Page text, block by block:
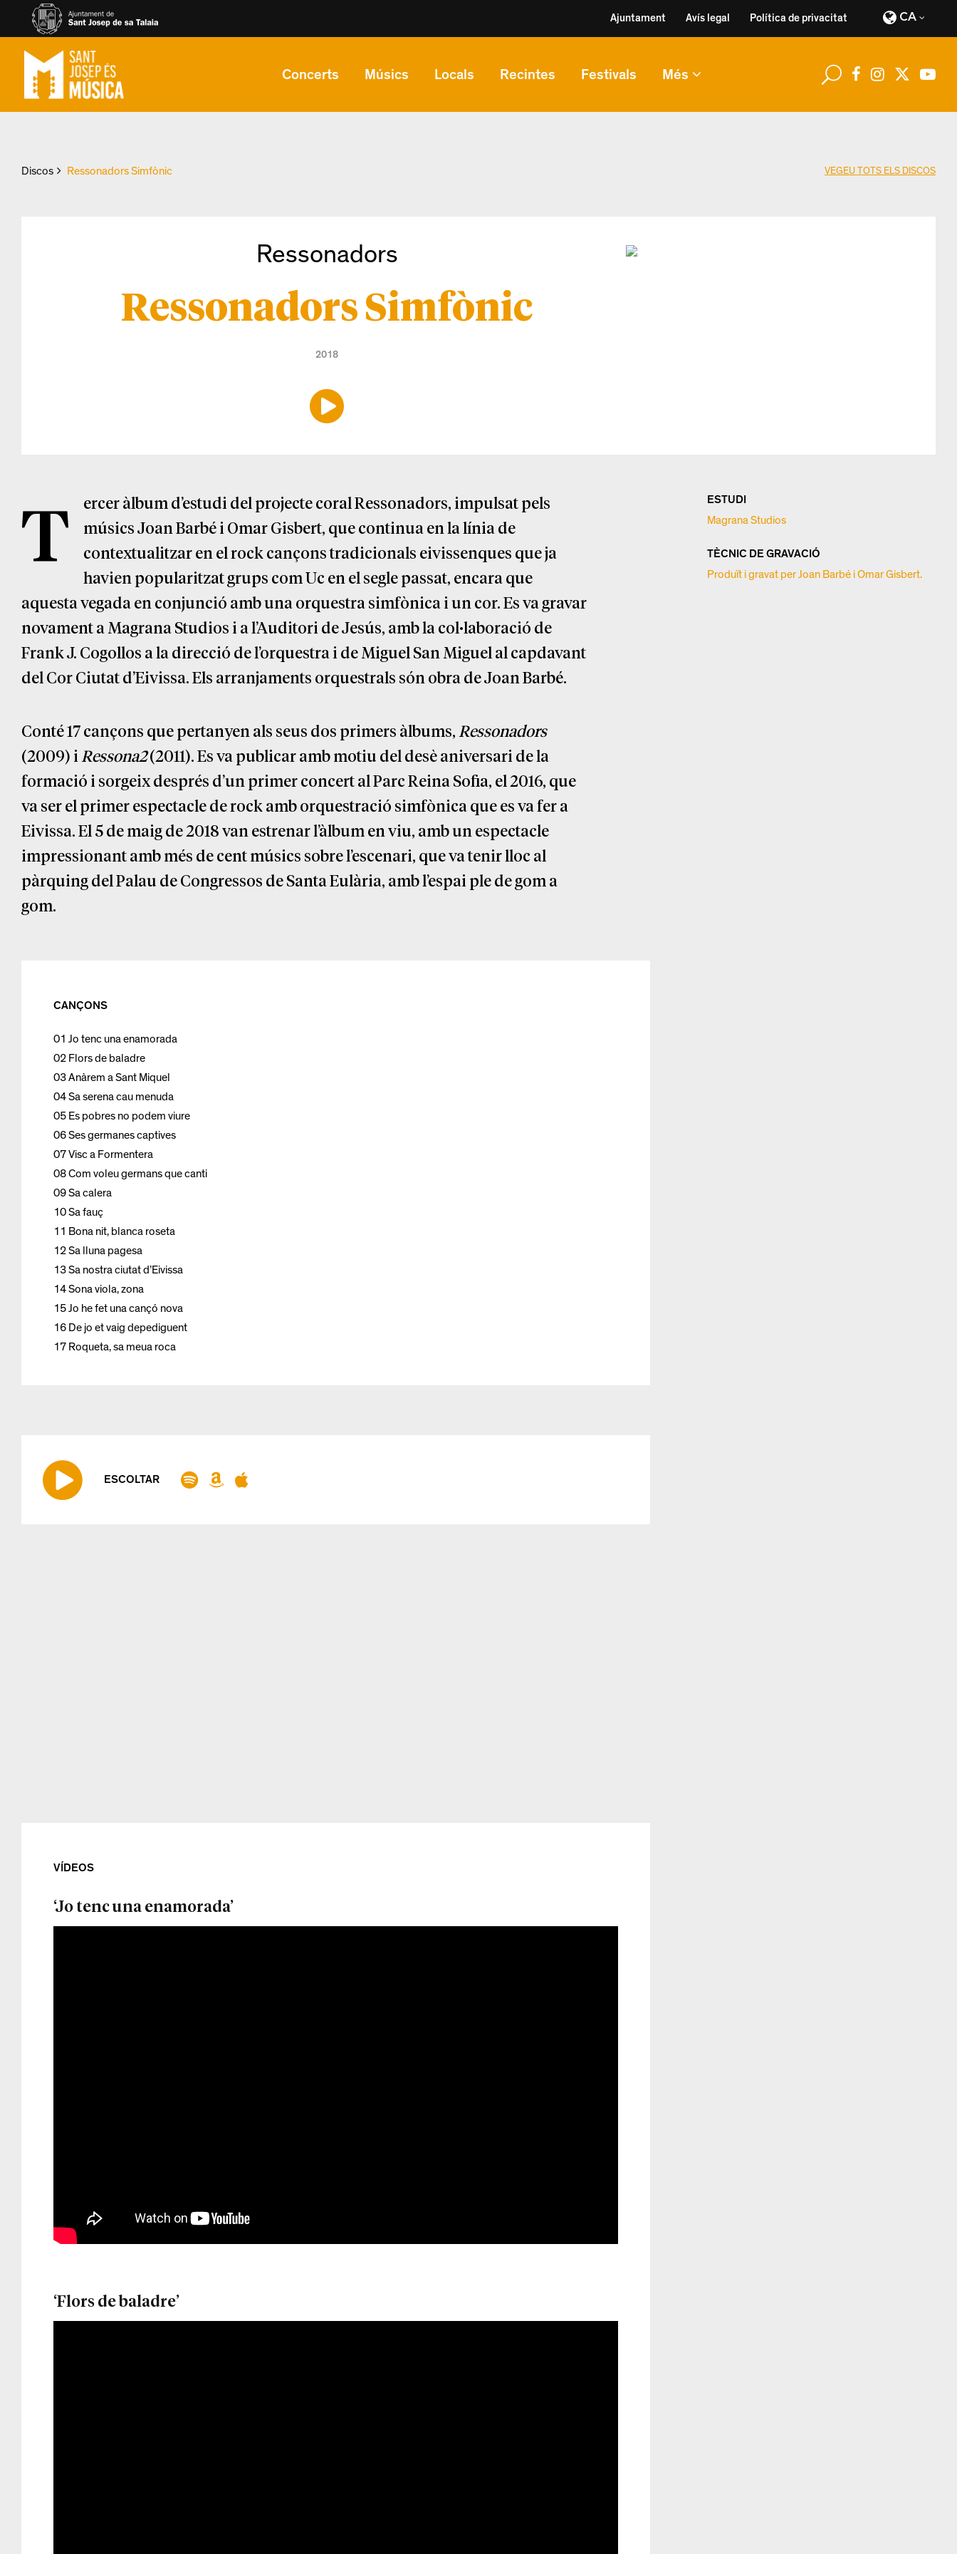
Ajuntament Avís legal Política de privacitat CA
Concerts Músics Locals Recintes Festivals Més
Discos Ressonadors Simfònic VEGEU TOTS ELS DISCOS
Ressonadors
Ressonadors Simfònic
2018
T
ercer àlbum d’estudi del projecte coral Ressonadors, impulsat pels
músics Joan Barbé i Omar Gisbert, que continua en la línia de
contextualitzar en el rock cançons tradicionals eivissenques que ja
havien popularitzat grups com Uc en el segle passat, encara que
aquesta vegada en conjunció amb una orquestra simfònica i un cor. Es va gravar
novament a Magrana Studios i a l’Auditori de Jesús, amb la col·laboració de
Frank J. Cogollos a la direcció de l’orquestra i de Miguel San Miguel al capdavant
del Cor Ciutat d’Eivissa. Els arranjaments orquestrals són obra de Joan Barbé.
Conté 17 cançons que pertanyen als seus dos primers àlbums, Ressonadors
(2009) i Ressona2(2011). Es va publicar amb motiu del desè aniversari de la
formació i sorgeix després d’un primer concert al Parc Reina Sofia, el 2016, que
va ser el primer espectacle de rock amb orquestració simfònica que es va fer a
Eivissa. El 5 de maig de 2018 van estrenar l’àlbum en viu, amb un espectacle
impressionant amb més de cent músics sobre l’escenari, que va tenir lloc al
pàrquing del Palau de Congressos de Santa Eulària, amb l’espai ple de gom a
gom.
CANÇONS
01 Jo tenc una enamorada
02 Flors de baladre
03 Anàrem a Sant Miquel
04 Sa serena cau menuda
05 Es pobres no podem viure
06 Ses germanes captives
07 Visc a Formentera
08 Com voleu germans que canti
09 Sa calera
10 Sa fauç
11 Bona nit, blanca roseta
12 Sa lluna pagesa
13 Sa nostra ciutat d’Eivissa
14 Sona viola, zona
15 Jo he fet una cançó nova
16 De jo et vaig depediguent
17 Roqueta, sa meua roca
ESCOLTAR
VÍDEOS
‘Jo tenc una enamorada’
‘Flors de baladre’
ESTUDI
Magrana Studios
TÈCNIC DE GRAVACIÓ
Produït i gravat per Joan Barbé i Omar Gisbert.